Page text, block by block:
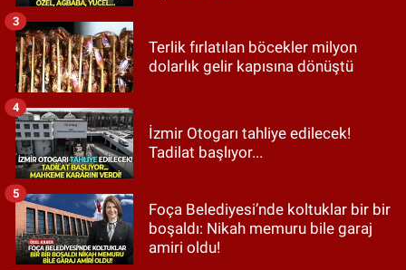
Terlik fırlatılan böcekler milyon
dolarlık gelir kapısına dönüştü
3
İzmir Otogarı tahliye edilecek!
Tadilat başlıyor...
4
Foça Belediyesi’nde koltuklar bir bir
boşaldı: Nikah memuru bile garaj
amiri oldu!
5